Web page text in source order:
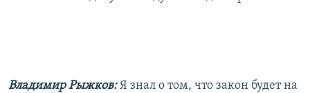
Владимир Рыжков: Я знал о том, что закон будет на